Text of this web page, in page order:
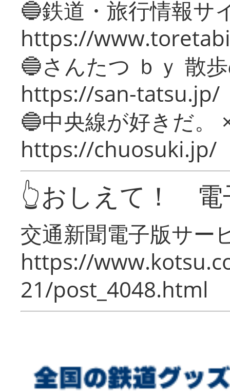
🔵鉄道・旅行情報サ
https://
🔵さんたつ ｂｙ 散
https://san-tatsu.jp/
🔵中央線が好きだ。
https://chuosuki.jp/
👆おしえて！ 電
交通新聞電子版サー
https://
21/post_4048.html